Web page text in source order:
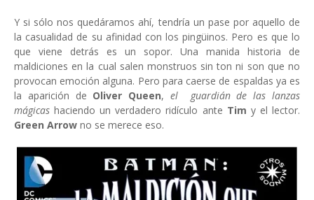
Y si sólo nos quedáramos ahí, tendría un pase por aquello de
la casualidad de su afinidad con los pingüinos. Pero es que lo
que viene detrás es un sopor. Una manida historia de
maldiciones en la cual salen monstruos sin ton ni son que no
provocan emoción alguna. Pero para caerse de espaldas ya es
la aparición de Oliver Queen,el
guardián de las lanzas
mágicashaciendo un verdadero ridículo ante Tim y el lector.
Green Arrow no se merece eso.